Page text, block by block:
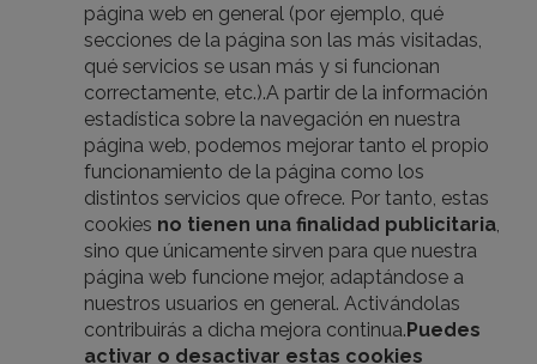
página web en general (por ejemplo, qué
secciones de la página son las más visitadas,
qué servicios se usan más y si funcionan
correctamente, etc.).A partir de la información
estadística sobre la navegación en nuestra
página web, podemos mejorar tanto el propio
funcionamiento de la página como los
distintos servicios que ofrece. Por tanto, estas
cookies no tienen una finalidad publicitaria,
sino que únicamente sirven para que nuestra
página web funcione mejor, adaptándose a
nuestros usuarios en general. Activándolas
contribuirás a dicha mejora continua.Puedes
activar o desactivar estas cookies